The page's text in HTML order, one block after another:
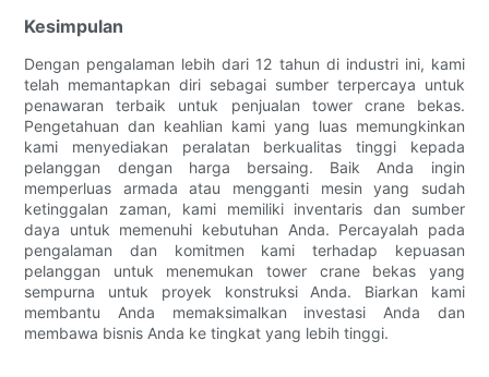
Kesimpulan
Dengan pengalaman lebih dari 12 tahun di industri ini, kami
telah memantapkan diri sebagai sumber terpercaya untuk
penawaran terbaik untuk penjualan tower crane bekas.
Pengetahuan dan keahlian kami yang luas memungkinkan
kami menyediakan peralatan berkualitas tinggi kepada
pelanggan dengan harga bersaing. Baik Anda ingin
memperluas armada atau mengganti mesin yang sudah
ketinggalan zaman, kami memiliki inventaris dan sumber
daya untuk memenuhi kebutuhan Anda. Percayalah pada
pengalaman dan komitmen kami terhadap kepuasan
pelanggan untuk menemukan tower crane bekas yang
sempurna untuk proyek konstruksi Anda. Biarkan kami
membantu Anda memaksimalkan investasi Anda dan
membawa bisnis Anda ke tingkat yang lebih tinggi.